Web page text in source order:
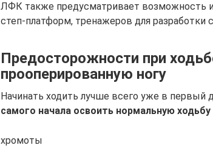
ЛФК также предусматривает возможность
степ-платформ, тренажеров для разработки
Предосторожности при
прооперированную ногу
Начинать ходить лучше всего уже в первый
самого начала освоить нормальную ходьбу
хромоты